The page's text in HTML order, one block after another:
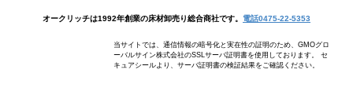
オークリッチは1992年創業の床材卸売り総合商社です。 電話0475-22-5353
当サイトでは、通信情報の暗号化と実在性の証明のため、GMOグロ
ーバルサイン株式会社のSSLサーバ証明書を使用しております。 セ
キュアシールより、サーバ証明書の検証結果をご確認ください。